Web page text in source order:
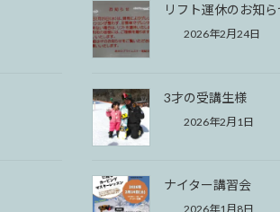
リフト運休のお知ら
2026年2月24日
3才の受講生様
2026年2月1日
ナイター講習会
2026年1月8日